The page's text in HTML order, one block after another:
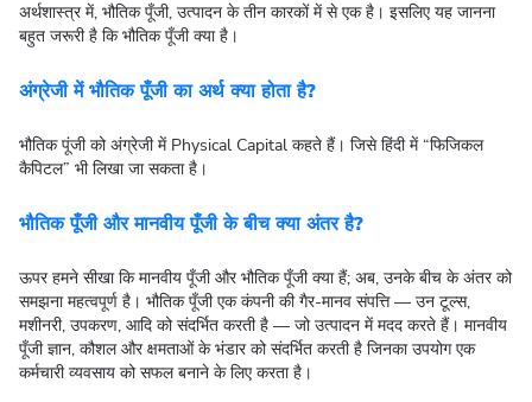
अर्थशास्त्र में, भौतिक पूँजी, उत्पादन के तीन कारकों में से एक है। इसलिए यह जानना
बहुत जरूरी है कि भौतिक पूँजी क्या है।
अंग्रेजी में भौतिक पूँजी का अर्थ क्या होता है?
भौतिक पूंजी को अंग्रेजी में Physical Capital कहते हैं। जिसे हिंदी में “फिजिकल
कैपिटल” भी लिखा जा सकता है।
भौतिक पूँजी और मानवीय पूँजी के बीच क्या अंतर है?
ऊपर हमने सीखा कि मानवीय पूँजी और भौतिक पूँजी क्या हैं; अब, उनके बीच के अंतर को
समझना महत्वपूर्ण है। भौतिक पूँजी एक कंपनी की गैर-मानव संपत्ति — उन टूल्स,
मशीनरी, उपकरण, आदि को संदर्भित करती है — जो उत्पादन में मदद करते हैं। मानवीय
पूँजी ज्ञान, कौशल और क्षमताओं के भंडार को संदर्भित करती है जिनका उपयोग एक
कर्मचारी व्यवसाय को सफल बनाने के लिए करता है।